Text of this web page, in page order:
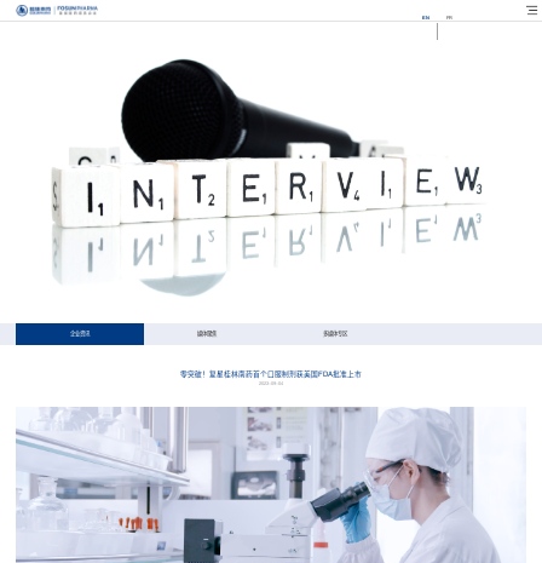
EN FR
企业资讯 媒体聚焦 多媒体专区
零突破！复星桂林南药首个口服制剂获美国FDA批准上市
2023-09-04